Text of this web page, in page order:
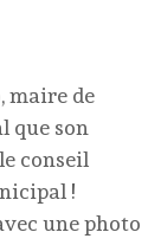
maire de
que son
conseil
!
une photo